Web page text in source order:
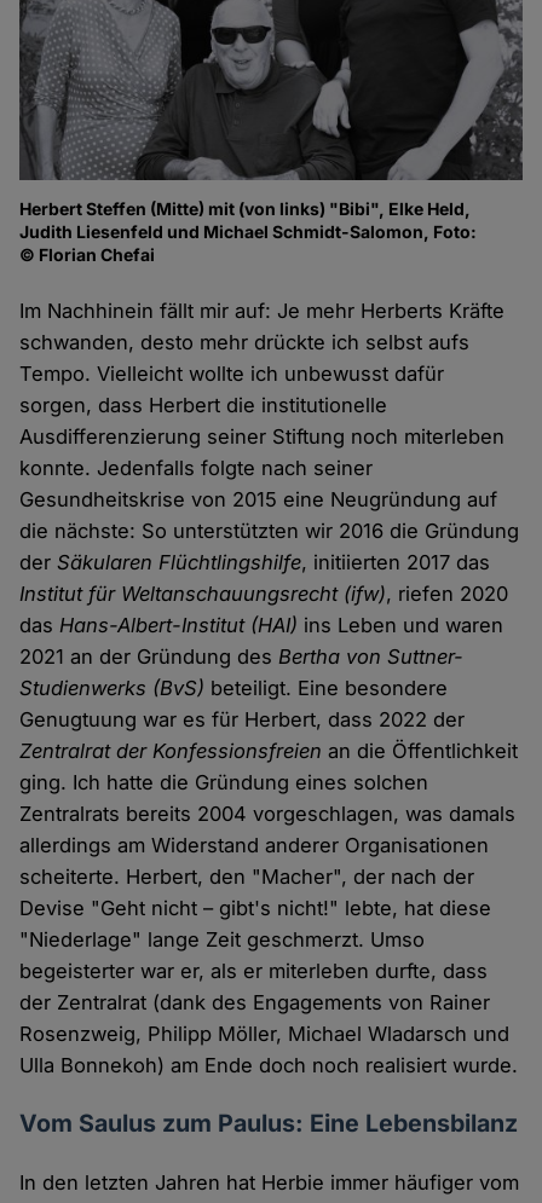
Herbert Steffen (Mitte) mit (von links) "Bibi", Elke Held,
Judith Liesenfeld und Michael Schmidt-Salomon, Foto:
© Florian Chefai
Im Nachhinein fällt mir auf: Je mehr Herberts Kräfte
schwanden, desto mehr drückte ich selbst aufs
Tempo. Vielleicht wollte ich unbewusst dafür
sorgen, dass Herbert die institutionelle
Ausdifferenzierung seiner Stiftung noch miterleben
konnte. Jedenfalls folgte nach seiner
Gesundheitskrise von 2015 eine Neugründung auf
die nächste: So unterstützten wir 2016 die Gründung
derSäkularen Flüchtlingshilfe, initiierten 2017 das
Institut für Weltanschauungsrecht (ifw), riefen 2020
dasHans-Albert-Institut (HAI) ins Leben und waren
2021 an der Gründung desBertha von Suttner-
Studienwerks (BvS) beteiligt. Eine besondere
Genugtuung war es für Herbert, dass 2022 der
Zentralrat der Konfessionsfreien an die Öffentlichkeit
ging. Ich hatte die Gründung eines solchen
Zentralrats bereits 2004 vorgeschlagen, was damals
allerdings am Widerstand anderer Organisationen
scheiterte. Herbert, den "Macher", der nach der
Devise "Geht nicht – gibt's nicht!" lebte, hat diese
"Niederlage" lange Zeit geschmerzt. Umso
begeisterter war er, als er miterleben durfte, dass
der Zentralrat (dank des Engagements von Rainer
Rosenzweig, Philipp Möller, Michael Wladarsch und
Ulla Bonnekoh) am Ende doch noch realisiert wurde.
Vom Saulus zum Paulus: Eine Lebensbilanz
In den letzten Jahren hat Herbie immer häufiger vom